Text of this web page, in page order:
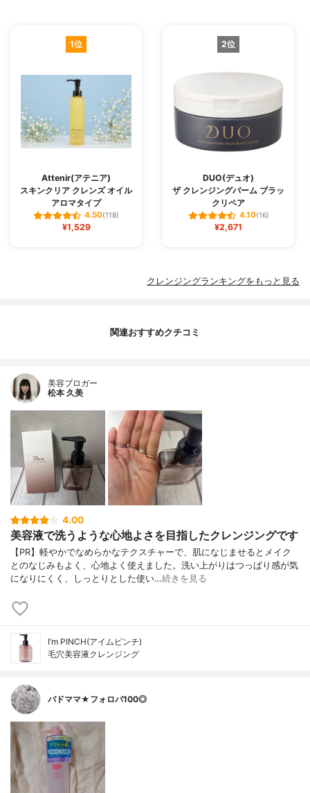
1位
Attenir(アテニア)
スキンクリア クレンズ オイル
アロマタイプ
4.50(118)
¥1,529
2位
DUO(デュオ)
ザ クレンジングバーム ブラッ
クリペア
4.10(16)
¥2,671
クレンジングランキングをもっと見る
関連おすすめクチコミ
美容ブロガー
松本 久美
4.00
美容液で洗うような心地よさを目指したクレンジングです
【PR】軽やかでなめらかなテクスチャーで、肌になじませるとメイク
とのなじみもよく、心地よく使えました。洗い上がりはつっぱり感が気
になりにくく、しっとりとした使い…続きを見る
I’m PINCH(アイムピンチ)
毛穴美容液クレンジング
バドママ★フォロバ100◎